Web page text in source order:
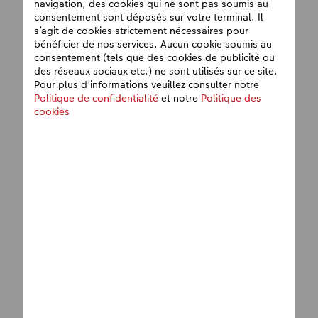
navigation, des cookies qui ne sont pas soumis au
consentement sont déposés sur votre terminal. Il
s’agit de cookies strictement nécessaires pour
bénéficier de nos services. Aucun cookie soumis au
consentement (tels que des cookies de publicité ou
des réseaux sociaux etc.) ne sont utilisés sur ce site.
Pour plus d’informations veuillez consulter notre
Politique de confidentialité et notre Politique des
cookies